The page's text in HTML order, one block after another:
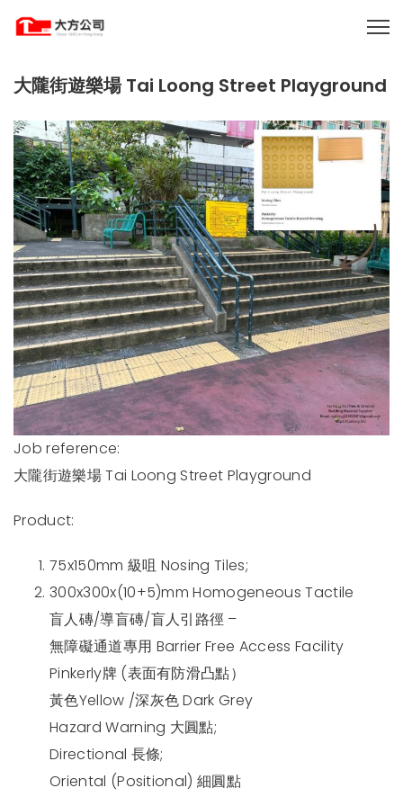
大隴街遊樂場 Tai Loong Street Playground
Job reference:
大隴街遊樂場 Tai Loong Street Playground
Product:
75x150mm 級咀 Nosing Tiles;
300x300x(10+5)mm Homogeneous Tactile
盲人磚/導盲磚/盲人引路徑 –
無障礙通道專用 Barrier Free Access Facility
Pinkerly牌 (表面有防滑凸點）
黃色Yellow /深灰色 Dark Grey
Hazard Warning 大圓點;
Directional 長條;
Oriental (Positional) 細圓點